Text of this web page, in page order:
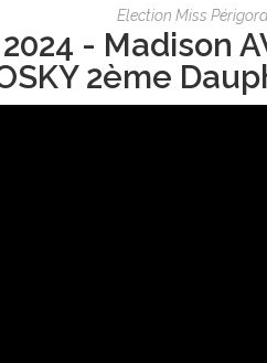
Election Miss
- Madison
2ème